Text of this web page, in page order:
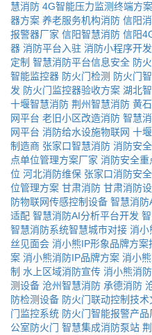
慧消防 4G智能压力监测终端方案
器方案 养老服务机构消防 信阳
报警器厂家 信阳智慧消防 信阳
器 消防平台入驻 消防小程序开发
定制 智慧消防平台信息安全 防
智能监控器 防火门检测 防火门
发 防火门监控器验收方案 湖北
十堰智慧消防 荆州智慧消防 黄
网平台 老旧小区改造消防 智慧
网平台 消防给水设施物联网 十
制造商 张家口智慧消防 消防安
点单位管理方案厂家 消防安全重
位 河北消防维保 张家口消防安
位管理方案 甘肃消防 甘肃消防
防物联网传感控制设备 智慧消防
适配 智慧消防AI分析平台开发
智慧消防系统智慧城市对接 消小
丝见面会 消小熊IP形象品牌方案
案 消小熊消防IP品牌方案 消小
制 水上区域消防宣传 消小熊消
测设备 沧州智慧消防 承德消防
防检测设备 防火门联动控制技术
门监控系统 防火门智能报警产品
公室防火门 智慧集成消防泵站